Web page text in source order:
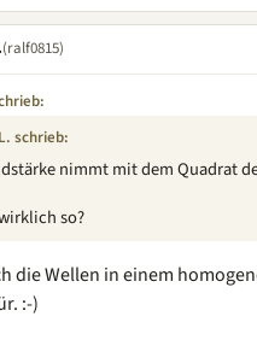
(ralf0815)
schrieb:
nimmt mit dem Quadrat
so?
die Wellen in einem
:-)